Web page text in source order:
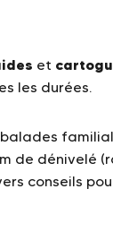
et
les durées.
balades
de dénivelé
conseils